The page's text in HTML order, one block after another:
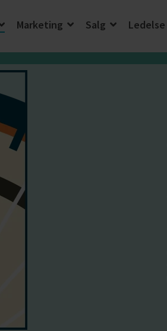
Marketing Salg Ledelse
Salg